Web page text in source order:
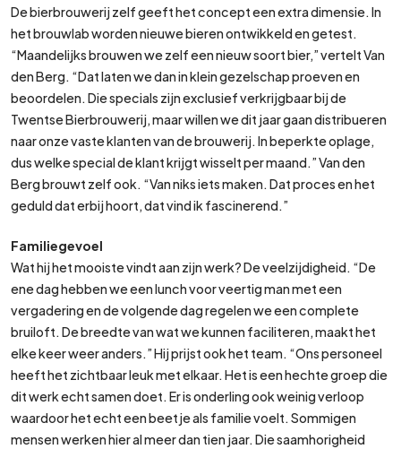
De bierbrouwerij zelf geeft het concept een extra dimensie. In
het brouwlab worden nieuwe bieren ontwikkeld en getest.
“Maandelijks brouwen we zelf een nieuw soort bier,” vertelt Van
den Berg. “Dat laten we dan in klein gezelschap proeven en
beoordelen. Die specials zijn exclusief verkrijgbaar bij de
Twentse Bierbrouwerij, maar willen we dit jaar gaan distribueren
naar onze vaste klanten van de brouwerij. In beperkte oplage,
dus welke special de klant krijgt wisselt per maand.” Van den
Berg brouwt zelf ook. “Van niks iets maken. Dat proces en het
geduld dat erbij hoort, dat vind ik fascinerend.”
Familiegevoel
Wat hij het mooiste vindt aan zijn werk? De veelzijdigheid. “De
ene dag hebben we een lunch voor veertig man met een
vergadering en de volgende dag regelen we een complete
bruiloft. De breedte van wat we kunnen faciliteren, maakt het
elke keer weer anders.” Hij prijst ook het team. “Ons personeel
heeft het zichtbaar leuk met elkaar. Het is een hechte groep die
dit werk echt samen doet. Er is onderling ook weinig verloop
waardoor het echt een beetje als familie voelt. Sommigen
mensen werken hier al meer dan tien jaar. Die saamhorigheid